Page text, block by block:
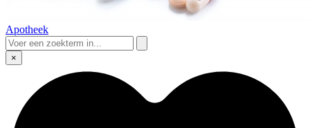
Apotheek
×